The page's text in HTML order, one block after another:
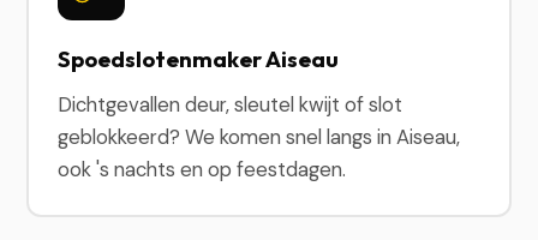
Spoedslotenmaker Aiseau
Dichtgevallen deur, sleutel kwijt of slot
geblokkeerd? We komen snel langs in Aiseau,
ook 's nachts en op feestdagen.